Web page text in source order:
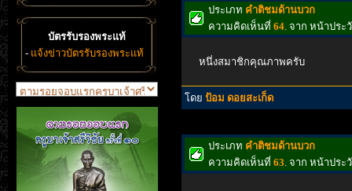
บัตรรับรองพระแท้
- แจ้งข่าวบัตรรับรองพระแท้
ประเภท คำติชมด้านบวก
ความคิดเห็นที่ 64. จาก หน้าประ
หนึ่งสมาชิกคุณภาพครับ
โดย ป้อม ดอยสะเก็ด
ประเภท คำติชมด้านบวก
ความคิดเห็นที่ 63. จาก หน้าประ